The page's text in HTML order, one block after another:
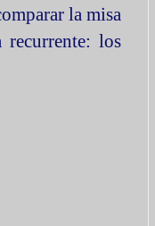
la misa
los